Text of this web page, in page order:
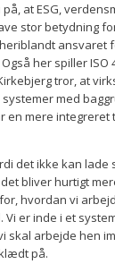
på, at ESG,
stor betydning
ansvaret
her spiller ISO
tror, at
med
en mere integreret
det ikke kan lade
bliver hurtigt
hvordan vi
er inde i et
skal arbejde hen
på.